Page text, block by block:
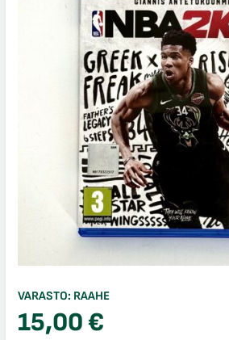
VARASTO: RAAHE
15,00€